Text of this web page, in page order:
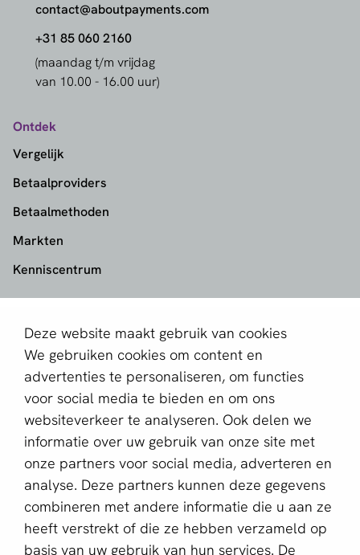
Deze website maakt gebruik van cookies
We gebruiken cookies om content en
advertenties te personaliseren, om functies
voor social media te bieden en om ons
websiteverkeer te analyseren. Ook delen we
informatie over uw gebruik van onze site met
onze partners voor social media, adverteren en
analyse. Deze partners kunnen deze gegevens
combineren met andere informatie die u aan ze
heeft verstrekt of die ze hebben verzameld op
basis van uw gebruik van hun services. De
contact@aboutpayments.com
+31 85 060 2160
(maandag t/m vrijdag
van 10.00 - 16.00 uur)
Ontdek
Vergelijk
Betaalproviders
Betaalmethoden
Markten
Kenniscentrum
Contact
Over ons
Partner worden
Schrijf je in voor de nieuwsbrief
E-mailadres *
Deze website wordt beschermd door reCAPTCHA en het